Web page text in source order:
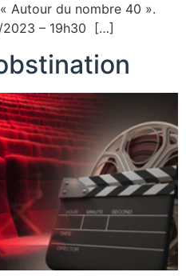
Autour du nombre 40 ».
2023 – 19h30 […]